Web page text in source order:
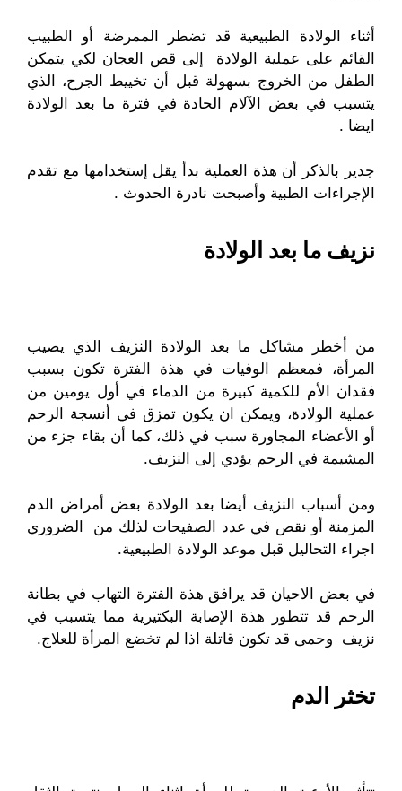
أثناء الولادة الطبيعية قد تضطر الممرضة أو الطبيب
القائم على عملية الولادة إلى قص العجان لكي يتمكن
الطفل من الخروج بسهولة قبل أن تخييط الجرح، الذي
يتسبب في بعض الآلام الحادة في فترة ما بعد الولادة
ايضا .
جدير بالذكر أن هذة العملية بدأ يقل إستخدامها مع تقدم
الإجراءات الطبية وأصبحت نادرة الحدوث .
نزيف ما بعد الولادة
من أخطر مشاكل ما بعد الولادة النزيف الذي يصيب
المرأة، فمعظم الوفيات في هذة الفترة تكون بسبب
فقدان الأم للكمية كبيرة من الدماء في أول يومين من
عملية الولادة، ويمكن ان يكون تمزق في أنسجة الرحم
أو الأعضاء المجاورة سبب في ذلك، كما أن بقاء جزء من
المشيمة في الرحم يؤدي إلى النزيف.
ومن أسباب النزيف أيضا بعد الولادة بعض أمراض الدم
المزمنة أو نقص في عدد الصفيحات لذلك من الضروري
اجراء التحاليل قبل موعد الولادة الطبيعية.
في بعض الاحيان قد يرافق هذة الفترة التهاب في بطانة
الرحم قد تتطور هذة الإصابة البكتيرية مما يتسبب في
نزيف وحمى قد تكون قاتلة اذا لم تخضع المرأة للعلاج.
تخثر الدم